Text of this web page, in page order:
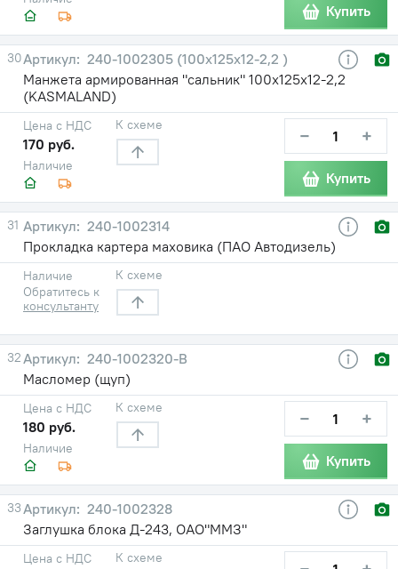
Купить
30
240-1002305 (100х125х12-2,2 )
Манжета армированная "сальник" 100х125х12-2,2
(KASMALAND)
Наличие
Цена с НДС
170 руб.
К схеме − +
Купить
31
240-1002314
Прокладка картера маховика (ПАО Автодизель)
Наличие
Обратитесь к
консультанту
К схеме
32
240-1002320-В
Масломер (щуп)
Наличие
Цена с НДС
180 руб.
К схеме − +
Купить
33
240-1002328
Заглушка блока Д-243, ОАО"ММЗ"
Цена с НДС К схеме